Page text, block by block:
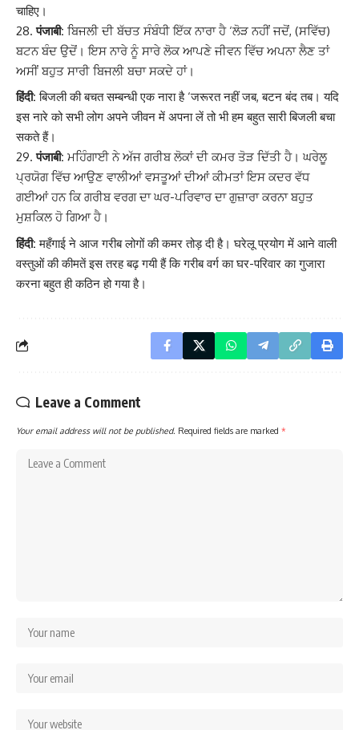
चाहिए।
पंजाबी: ਬਿਜਲੀ ਦੀ ਬੱਚਤ ਸੰਬੰਧੀ ਇੱਕ ਨਾਰਾ ਹੈ ‘ਲੋੜ ਨਹੀਂ ਜਦੋਂ, (ਸਵਿੱਚ)
ਬਟਨ ਬੰਦ ਉਦੋਂ। ਇਸ ਨਾਰੇ ਨੂੰ ਸਾਰੇ ਲੋਕ ਆਪਣੇ ਜੀਵਨ ਵਿੱਚ ਅਪਨਾ ਲੈਣ ਤਾਂ
ਅਸੀਂ ਬਹੁਤ ਸਾਰੀ ਬਿਜਲੀ ਬਚਾ ਸਕਦੇ ਹਾਂ।
हिंदी: बिजली की बचत सम्बन्धी एक नारा है ‘जरूरत नहीं जब, बटन बंद तब। यदि
इस नारे को सभी लोग अपने जीवन में अपना लें तो भी हम बहुत सारी बिजली बचा
सकते हैं।
पंजाबी: ਮਹਿੰਗਾਈ ਨੇ ਅੱਜ ਗਰੀਬ ਲੋਕਾਂ ਦੀ ਕਮਰ ਤੋੜ ਦਿੱਤੀ ਹੈ। ਘਰੇਲੂ
ਪ੍ਰਯੋਗ ਵਿੱਚ ਆਉਣ ਵਾਲੀਆਂ ਵਸਤੂਆਂ ਦੀਆਂ ਕੀਮਤਾਂ ਇਸ ਕਦਰ ਵੱਧ
ਗਈਆਂ ਹਨ ਕਿ ਗਰੀਬ ਵਰਗ ਦਾ ਘਰ-ਪਰਿਵਾਰ ਦਾ ਗੁਜ਼ਾਰਾ ਕਰਨਾ ਬਹੁਤ
ਮੁਸ਼ਕਿਲ ਹੋ ਗਿਆ ਹੈ।
हिंदी: महँगाई ने आज गरीब लोगों की कमर तोड़ दी है। घरेलू प्रयोग में आने वाली
वस्तुओं की कीमतें इस तरह बढ़ गयी हैं कि गरीब वर्ग का घर-परिवार का गुजारा
करना बहुत ही कठिन हो गया है।
Leave a Comment
Your email address will not be published. Required fields are marked *